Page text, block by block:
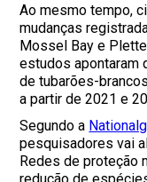
Ao mesmo tempo,
mudanças
Mossel Bay e
estudos apontaram
de tubarões-
a partir de 2021 e
Segundo a
pesquisadores vai
Redes de proteção